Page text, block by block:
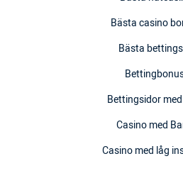
Bästa casino
Bästa
Bettingsidor
Casino med
Casino med låg